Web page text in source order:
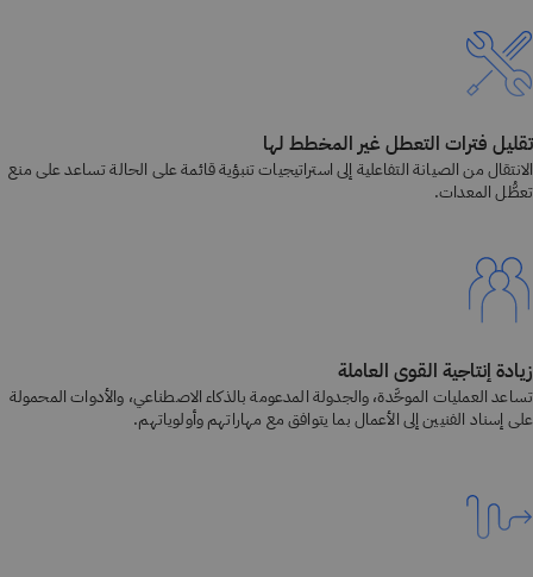
تقليل فترات التعطل غير المخطط لها
الانتقال من الصيانة التفاعلية إلى استراتيجيات تنبؤية قائمة على الحالة تساعد على منع
تعطُّل المعدات.
زيادة إنتاجية القوى العاملة
تساعد العمليات الموحَّدة، والجدولة المدعومة بالذكاء الاصطناعي، والأدوات المحمولة
على إسناد الفنيين إلى الأعمال بما يتوافق مع مهاراتهم وأولوياتهم.